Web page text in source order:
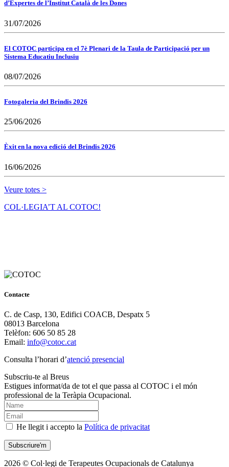
d’Expertes de l’Institut Català de les Dones
31/07/2026
El COTOC participa en el 7è Plenari de la Taula de Participació per un
Sistema Educatiu Inclusiu
08/07/2026
Fotogaleria del Brindis 2026
25/06/2026
Èxit en la nova edició del Brindis 2026
16/06/2026
Veure totes >
COL·LEGIA’T AL COTOC!
Contacte
C. de Casp, 130, Edifici COACB, Despatx 5
08013 Barcelona
Telèfon: 606 50 85 28
Email: info@cotoc.cat
Consulta l’horari d’atenció presencial
Subscriu-te al Breus
Estigues informat/da de tot el que passa al COTOC i el món
professional de la Teràpia Ocupacional.
He llegit i accepto la Política de privacitat
2026 © Col·legi de Terapeutes Ocupacionals de Catalunya